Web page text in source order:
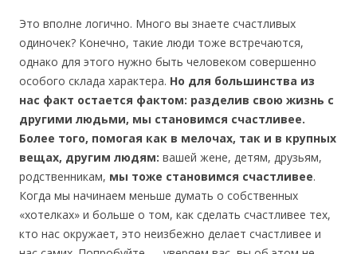
Это вполне логично. Много вы знаете счастливых
одиночек? Конечно, такие люди тоже встречаются,
однако для этого нужно быть человеком совершенно
особого склада характера. Но для большинства из
нас факт остается фактом: разделив свою жизнь с
другими людьми, мы становимся счастливее.
Более того, помогая как в мелочах, так и в крупных
вещах, другим людям: вашей жене, детям, друзьям,
родственникам, мы тоже становимся счастливее.
Когда мы начинаем меньше думать о собственных
«хотелках» и больше о том, как сделать счастливее тех,
кто нас окружает, это неизбежно делает счастливее и